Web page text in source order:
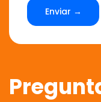
Enviar →